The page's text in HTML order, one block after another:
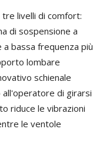
livelli di comfort:
di sospensione a
bassa frequenza più
lombare
schienale
di girarsi
riduce le vibrazioni
le ventole